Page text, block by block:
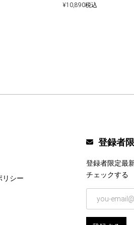
¥10,890税込
リシー
登録者
登録者限定最
チェックする